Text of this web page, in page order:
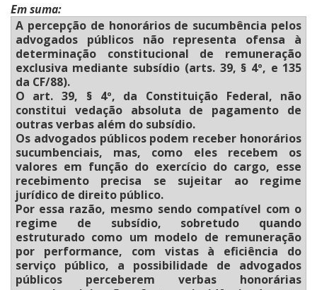
Em suma:
A percepção de honorários de sucumbência pelos
advogados públicos não representa ofensa à
determinação constitucional de remuneração
exclusiva mediante subsídio (arts. 39, § 4º, e 135
da CF/88).
O art. 39, § 4º, da Constituição Federal, não
constitui vedação absoluta de pagamento de
outras verbas além do subsídio.
Os advogados públicos podem receber honorários
sucumbenciais, mas, como eles recebem os
valores em função do exercício do cargo, esse
recebimento precisa se sujeitar ao regime
jurídico de direito público.
Por essa razão, mesmo sendo compatível com o
regime de subsídio, sobretudo quando
estruturado como um modelo de remuneração
por performance, com vistas à eficiência do
serviço público, a possibilidade de advogados
públicos perceberem verbas honorárias